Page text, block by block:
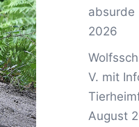
absurde
2026
V. mit
August